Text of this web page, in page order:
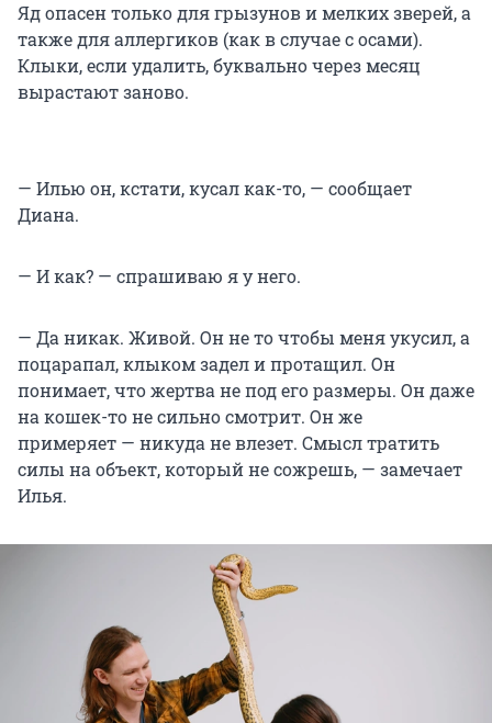
Яд опасен только для грызунов и мелких зверей, а
также для аллергиков (как в случае с осами).
Клыки, если удалить, буквально через месяц
вырастают заново.
— Илью он, кстати, кусал как-то, — сообщает
Диана.
— И как? — спрашиваю я у него.
— Да никак. Живой. Он не то чтобы меня укусил, а
поцарапал, клыком задел и протащил. Он
понимает, что жертва не под его размеры. Он даже
на кошек-то не сильно смотрит. Он же
примеряет — никуда не влезет. Смысл тратить
силы на объект, который не сожрешь, — замечает
Илья.